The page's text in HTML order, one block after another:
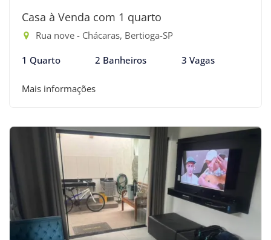
Casa à Venda com 1 quarto
Rua nove - Chácaras, Bertioga-SP
1 Quarto 2 Banheiros 3 Vagas
Mais informações